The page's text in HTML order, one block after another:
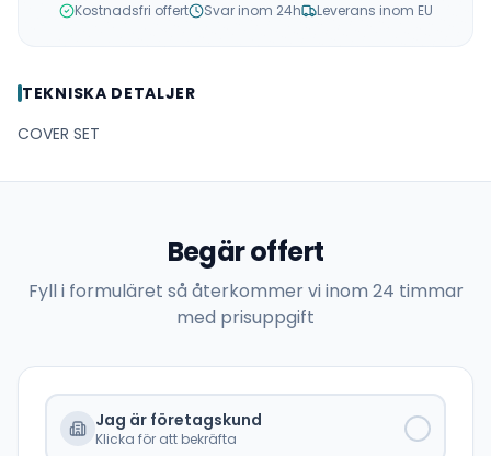
Kostnadsfri offert Svar inom 24h Leverans inom EU
TEKNISKA DETALJER
COVER SET
Begär offert
Fyll i formuläret så återkommer vi inom 24 timmar
med prisuppgift
Jag är företagskund
Klicka för att bekräfta